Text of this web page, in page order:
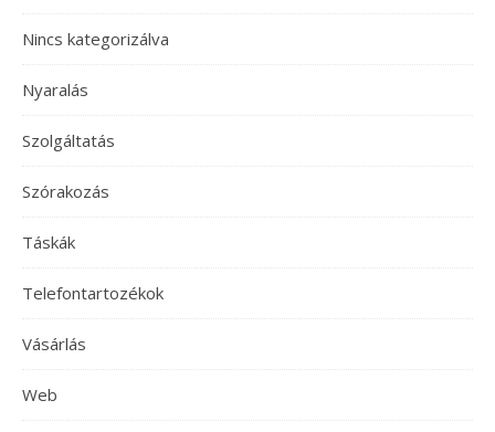
Nincs kategorizálva
Nyaralás
Szolgáltatás
Szórakozás
Táskák
Telefontartozékok
Vásárlás
Web